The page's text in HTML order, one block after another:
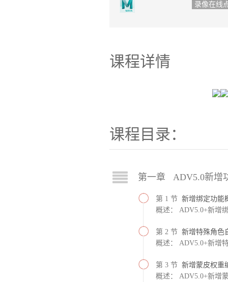
录像在线
课程详情
课程目录：
第一章 ADV5.0新增
第 1 节 新增绑定功能
概述： ADV5.0+新增
第 2 节 新增特殊角色
概述： ADV5.0+新增
第 3 节 新增蒙皮权重
概述： ADV5.0+新增